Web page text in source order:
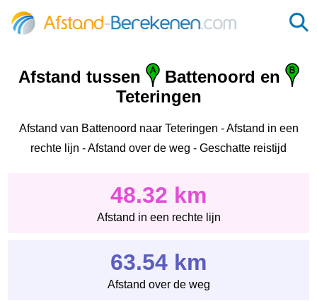
Afstand tussen
Battenoord en
Teteringen
Afstand van Battenoord naar Teteringen - Afstand in een
rechte lijn - Afstand over de weg - Geschatte reistijd
48.32 km
Afstand in een rechte lijn
63.54 km
Afstand over de weg